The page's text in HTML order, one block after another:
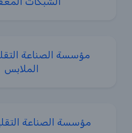
مؤسسة الصناعة
الملابس
مؤسسة الصناعة